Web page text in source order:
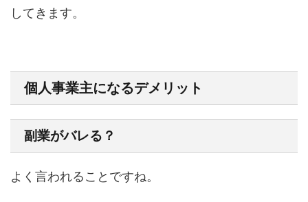
してきます。
個人事業主になるデメリット
副業がバレる？
よく言われることですね。